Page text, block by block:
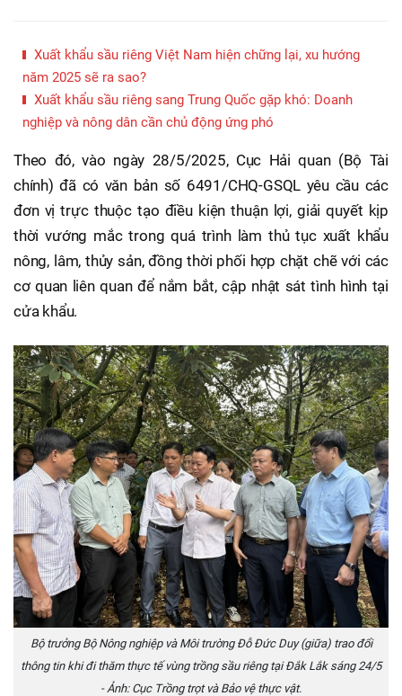
Xuất khẩu sầu riêng Việt Nam hiện chững lại, xu hướng
năm 2025 sẽ ra sao?
Xuất khẩu sầu riêng sang Trung Quốc gặp khó: Doanh
nghiệp và nông dân cần chủ động ứng phó
Theo đó, vào ngày 28/5/2025, Cục Hải quan (Bộ Tài
chính) đã có văn bản số 6491/CHQ-GSQL yêu cầu các
đơn vị trực thuộc tạo điều kiện thuận lợi, giải quyết kịp
thời vướng mắc trong quá trình làm thủ tục xuất khẩu
nông, lâm, thủy sản, đồng thời phối hợp chặt chẽ với các
cơ quan liên quan để nắm bắt, cập nhật sát tình hình tại
cửa khẩu.
Bộ trưởng Bộ Nông nghiệp và Môi trường Đỗ Đức Duy (giữa) trao đổi
thông tin khi đi thăm thực tế vùng trồng sầu riêng tại Đắk Lắk sáng 24/5
- Ảnh: Cục Trồng trọt và Bảo vệ thực vật.